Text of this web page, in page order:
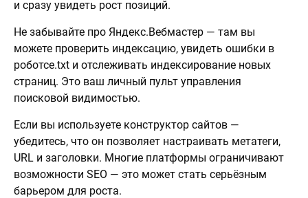
и сразу увидеть рост позиций.
Не забывайте про Яндекс.Вебмастер — там вы
можете проверить индексацию, увидеть ошибки в
роботсе.txt и отслеживать индексирование новых
страниц. Это ваш личный пульт управления
поисковой видимостью.
Если вы используете конструктор сайтов —
убедитесь, что он позволяет настраивать метатеги,
URL и заголовки. Многие платформы ограничивают
возможности SEO — это может стать серьёзным
барьером для роста.